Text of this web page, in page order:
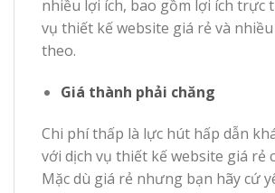
nhiều lợi ích, bao gồm lợi ích trực
vụ thiết kế website giá rẻ và
theo.
Giá thành phải chăng
Chi phí thấp là lực hút hấp dẫn
với dịch vụ thiết kế website giá rẻ
Mặc dù giá rẻ nhưng bạn hãy cứ